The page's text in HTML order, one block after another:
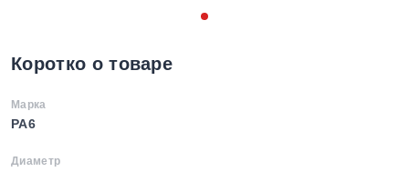
Коротко о товаре
Марка
PA6
Диаметр